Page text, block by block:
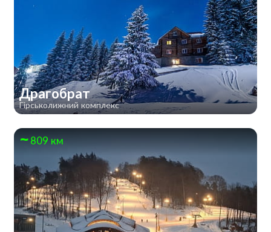
Драгобрат
Гірськолижний комплекс
809 км